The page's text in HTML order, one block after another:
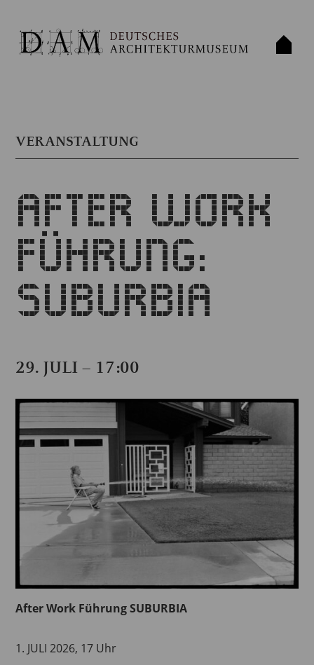
VERANSTALTUNG
AFTER WORK
FÜHRUNG:
SUBURBIA
29. JULI – 17:00
After Work Führung SUBURBIA
1. JULI 2026, 17 Uhr